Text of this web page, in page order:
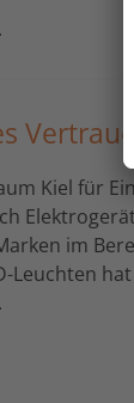
Kiel für
im
Leuchten